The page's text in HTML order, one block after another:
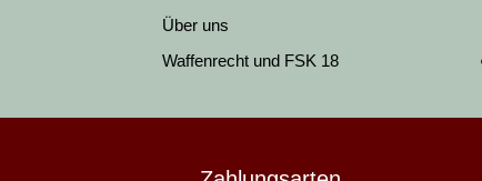
Über uns
Waffenrecht und FSK 18